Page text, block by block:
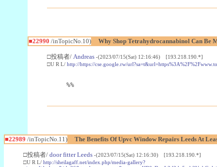
■22990 /inTopicNo.10) Why Shop Tetrahydrocannabinol Can Be
□投稿者/ Andreas -(2023/07/15(Sat) 12:16:46) [193.218.190.*]
□U R L/ http://https://cse.google.rw/
%%
■22989 /inTopicNo.11) The Benefits Of Upvc Window Repairs Leeds At
□投稿者/ door fitter Leeds -(2023/07/15(Sat) 12:16:30) [193.218.190.*]
□U R L/ http://sheilagaff.net/index.php/media-gallery?